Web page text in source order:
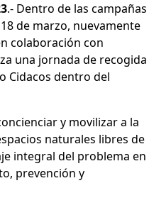
.- Dentro de las campañas
de marzo, nuevamente
colaboración con
una jornada de recogida
Cidacos dentro del
y movilizar a la
naturales libres de
integral del problema en
prevención y